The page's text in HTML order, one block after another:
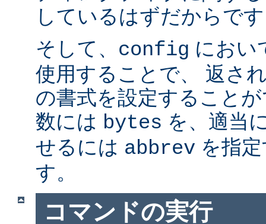
しているはずだからで
そして、 config にお
使用することで、 返さ
の書式を設定すること
数には bytes を、適当
せるには abbrev を指
す。
コマンドの実行